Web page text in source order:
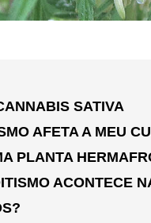
SATIVA
AFETA A MEU
PLANTA
ACONTECE